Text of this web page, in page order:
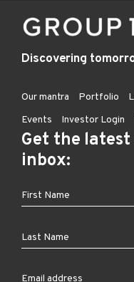
Discovering
Our mantra Portfolio
Events
Investor Login
Get the
inbox: